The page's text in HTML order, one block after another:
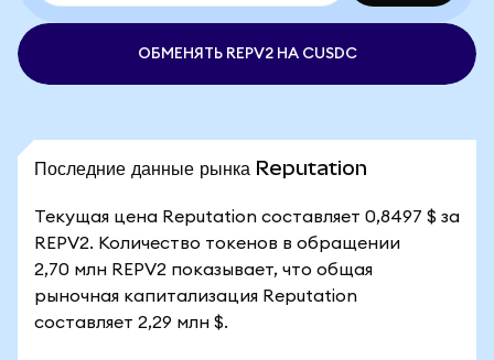
ОБМЕНЯТЬ REPV2 НА CUSDC
Последние данные рынка Reputation
Текущая цена Reputation составляет 0,8497 $ за
REPV2. Количество токенов в обращении
2,70 млн REPV2 показывает, что общая
рыночная капитализация Reputation
составляет 2,29 млн $.